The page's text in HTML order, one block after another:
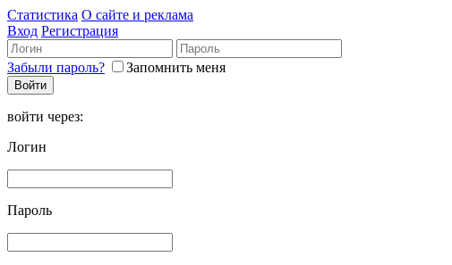
Статистика О сайте и реклама
Вход Регистрация
Забыли пароль? Запомнить меня
войти через:
Логин
Пароль